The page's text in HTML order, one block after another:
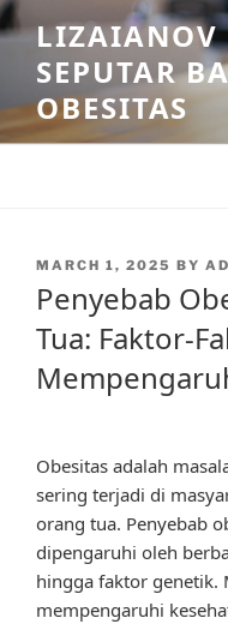
Skip
to
content
LIZAIANOV
SEPUTAR
OBESITAS
POSTED
MARCH 1, 2025 BY
Penyebab
Tua: Faktor-
Obesitas adalah
sering terjadi di
orang tua. Penyebab
dipengaruhi oleh
hingga faktor genetik.
mempengaruhi